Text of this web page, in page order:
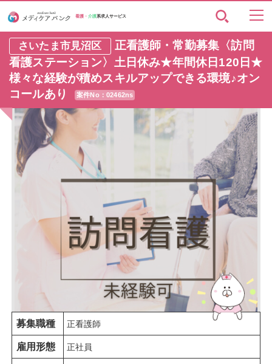
看護・介護系求人サービス
さいたま市見沼区
正看護師・常勤募集〈訪問
看護ステーション〉土日休み★年間休日120日★
様々な経験が積めスキルアップできる環境♪オン
コールあり
案件No：02462ns
募集職種 正看護師
雇用形態 正社員